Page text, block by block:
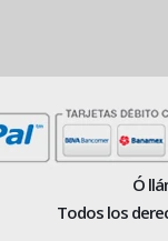
Ó
Todos los